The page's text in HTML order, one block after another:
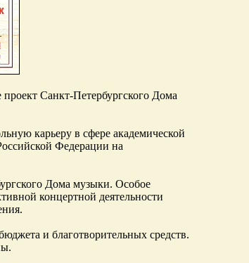
Санкт-Петербургского Дома
карьеру в сфере академической
Федерации на
Дома музыки. Особое
концертной деятельности
и благотворительных средств.